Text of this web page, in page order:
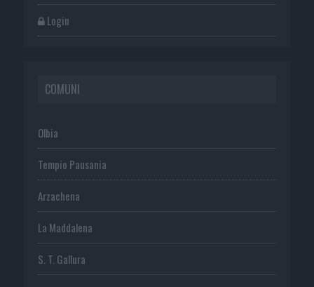
Login
COMUNI
Olbia
Tempio Pausania
Arzachena
La Maddalena
S. T. Gallura